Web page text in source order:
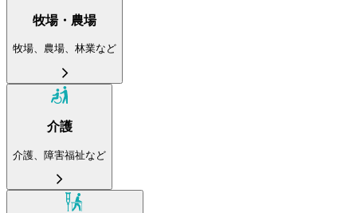
牧場・農場
牧場、農場、林業など
介護
介護、障害福祉など